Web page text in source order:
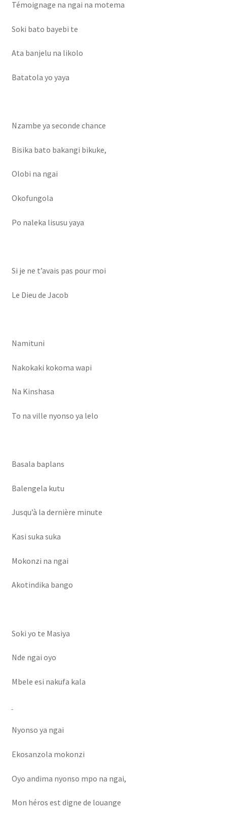
Témoignage na ngai na motema
Soki bato bayebi te
Ata banjelu na likolo
Batatola yo yaya
Nzambe ya seconde chance
Bisika bato bakangi bikuke,
Olobi na ngai
Okofungola
Po naleka lisusu yaya
Si je ne t’avais pas pour moi
Le Dieu de Jacob
Namituni
Nakokaki kokoma wapi
Na Kinshasa
To na ville nyonso ya lelo
Basala baplans
Balengela kutu
Jusqu’à la dernière minute
Kasi suka suka
Mokonzi na ngai
Akotindika bango
Soki yo te Masiya
Nde ngai oyo
Mbele esi nakufa kala
Nyonso ya ngai
Ekosanzola mokonzi
Oyo andima nyonso mpo na ngai,
Mon héros est digne de louange